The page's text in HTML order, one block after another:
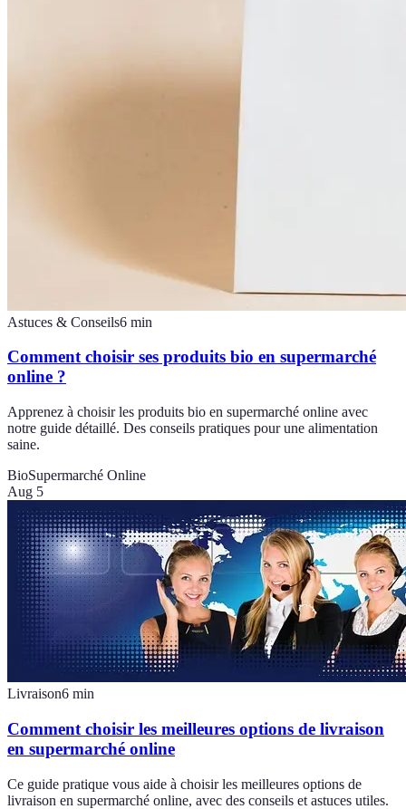
Astuces & Conseils6 min
Comment choisir ses produits bio en supermarché
online ?
Apprenez à choisir les produits bio en supermarché online avec
notre guide détaillé. Des conseils pratiques pour une alimentation
saine.
BioSupermarché Online
Aug 5
Livraison6 min
Comment choisir les meilleures options de livraison
en supermarché online
Ce guide pratique vous aide à choisir les meilleures options de
livraison en supermarché online, avec des conseils et astuces utiles.